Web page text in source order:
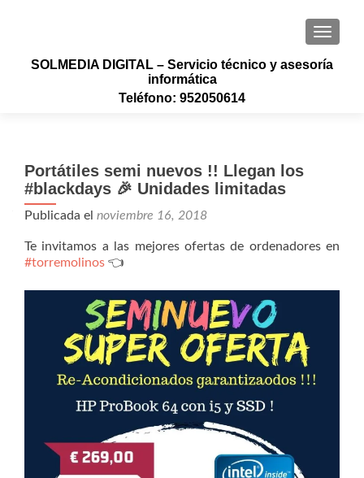
SOLMEDIA DIGITAL – Servicio técnico y asesoría
informática
Teléfono: 952050614
Portátiles semi nuevos !! Llegan los
#blackdays 🎉 Unidades limitadas
Publicada el noviembre 16, 2018
Te invitamos a las mejores ofertas de ordenadores en
#torremolinos 👈